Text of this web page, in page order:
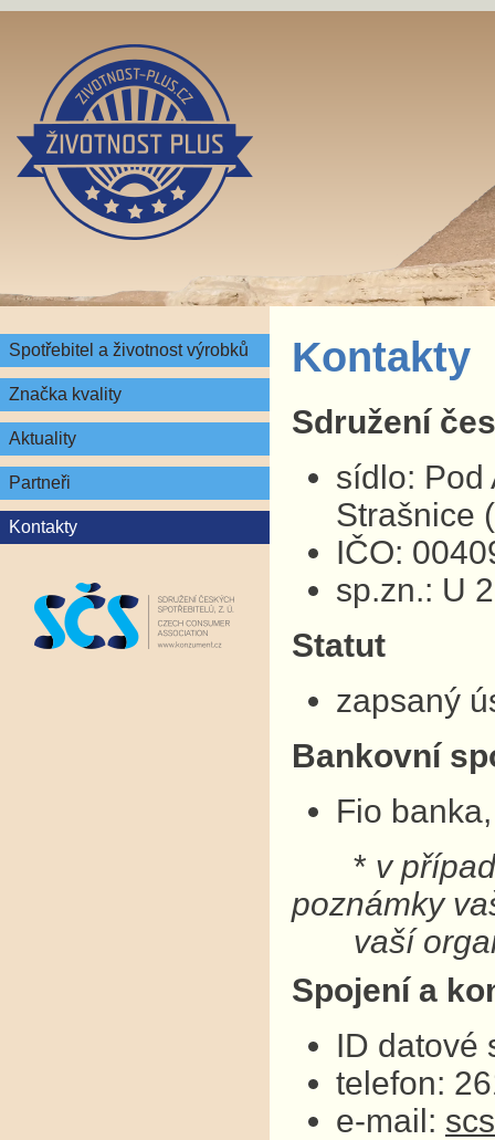
Spotřebitel a životnost výrobků
Značka kvality
Aktuality
Partneři
Kontakty
Kontakty
Sdružení
sídlo: Pod
Strašnice
IČO:
sp.zn.: U
Statut
zapsaný
Bankovní
Fio
* v
poznámky
vaší
Spojení a
ID datové
telefon:
e-mail: